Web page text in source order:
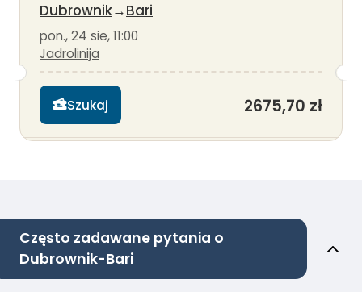
Dubrownik→Bari
pon., 24 sie, 11:00
Jadrolinija
Szukaj 2675,70 zł
Często zadawane pytania o
Dubrownik-Bari